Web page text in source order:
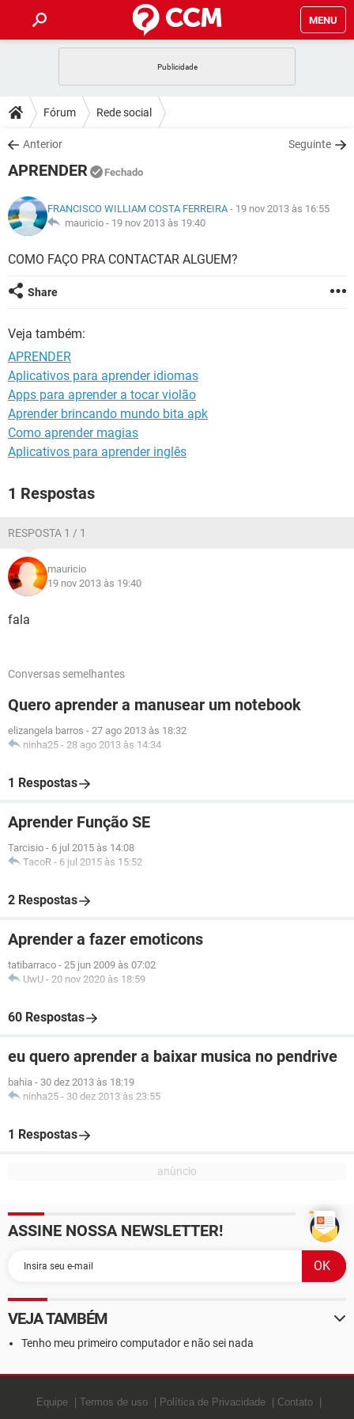
MENU
CELULAR
OUTLOOK
INSTAGRAM
GUIA DE COMPRAS
DICAS
JOGOS
INSTAGRAM GMAIL
GUIA DE COMPRAS
DOWNLOADS
JOGOS
CELULAR
OUTLOOK EXCEL
INSTAGRAM GMAIL
JOGOS WHATSAPP
CELULAR
OUTLOOK EXCEL
INSTAGRAM
GLOSSÁRIO
JOGOS WHATSAPP
INSTAGRAM
GUIA DE COMPRAS
Fórum Rede social
Anterior Seguinte
APRENDER Fechado
FRANCISCO WILLIAM COSTA FERREIRA- 19 nov 2013 às 16:55
mauricio - 19 nov 2013 às 19:40
COMO FAÇO PRA CONTACTAR ALGUEM?
Share
Veja também:
APRENDER
Aplicativos para aprender idiomas
Apps para aprender a tocar violão
Aprender brincando mundo bita apk
Como aprender magias
Aplicativos para aprender inglês
1 Respostas
RESPOSTA 1 / 1
mauricio
19 nov 2013 às 19:40
fala
Conversas semelhantes
Quero aprender a manusear um notebook
elizangela barros - 27 ago 2013 às 18:32
ninha25 - 28 ago 2013 às 14:34
1 Respostas
Aprender Função SE
Tarcisio - 6 jul 2015 às 14:08
TacoR - 6 jul 2015 às 15:52
2 Respostas
Aprender a fazer emoticons
tatibarraco - 25 jun 2009 às 07:02
UwU - 20 nov 2020 às 18:59
60 Respostas
eu quero aprender a baixar musica no pendrive
bahia - 30 dez 2013 às 18:19
ninha25 - 30 dez 2013 às 23:55
1 Respostas
ASSINE NOSSA NEWSLETTER!
VEJA TAMBÉM
Tenho meu primeiro computador e não sei nada
Equipe Termos de uso Política de Privacidade
Contato